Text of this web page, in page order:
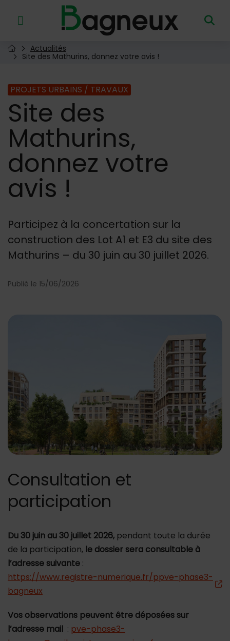
Menu de raccourcis
Retour à l'accueil
Page d'accueil du site
Actualités
Site des Mathurins, donnez votre avis !
PROJETS URBAINS / TRAVAUX
Site des
Mathurins,
donnez votre
avis !
Participez à la concertation sur la
construction des Lot A1 et E3 du site des
Mathurins – du 30 juin au 30 juillet 2026.
Publié le 15/06/2026
Consultation et
participation
Du 30 juin au 30 juillet 2026, pendant toute la durée
de la participation, le dossier sera consultable à
l’adresse suivante :
https://www.registre-numerique.fr/ppve-phase3-
bagneux
Vos observations peuvent être déposées sur
l’adresse mail : pve-phase3-